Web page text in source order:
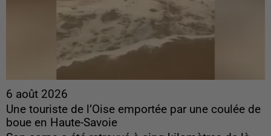
6 août 2026
Une touriste de l’Oise emportée par une coulée de
boue en Haute-Savoie